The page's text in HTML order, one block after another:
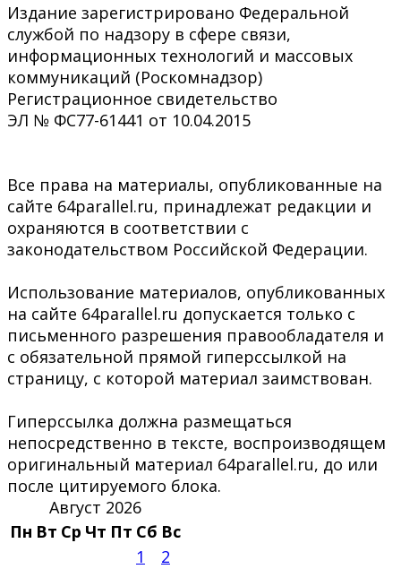
Издание зарегистрировано Федеральной
службой по надзору в сфере связи,
информационных технологий и массовых
коммуникаций (Роскомнадзор)
Регистрационное свидетельство
ЭЛ № ФС77-61441 от 10.04.2015
Все права на материалы, опубликованные на
сайте 64parallel.ru, принадлежат редакции и
охраняются в соответствии с
законодательством Российской Федерации.
Использование материалов, опубликованных
на сайте 64parallel.ru допускается только с
письменного разрешения правообладателя и
с обязательной прямой гиперссылкой на
страницу, с которой материал заимствован.
Гиперссылка должна размещаться
непосредственно в тексте, воспроизводящем
оригинальный материал 64parallel.ru, до или
после цитируемого блока.
Август 2026
Пн Вт Ср Чт Пт Сб Вс
1
2